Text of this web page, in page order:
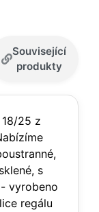
Související
produkty
25 z
s
- vyrobeno
regálu